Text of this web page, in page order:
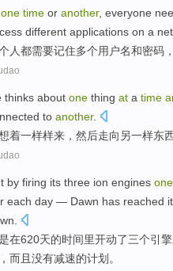
one time or another, everyone
different applications on a
人都需要记住多个用户名和密码 ，
thinks about one thing at a time
to another.
着一样样来 ， 然后走向 另一样东
by firing its three ion engines one
each day — Dawn has reached
在620天的时间里开动了三个引擎
， 而且 没有减速的计划 。